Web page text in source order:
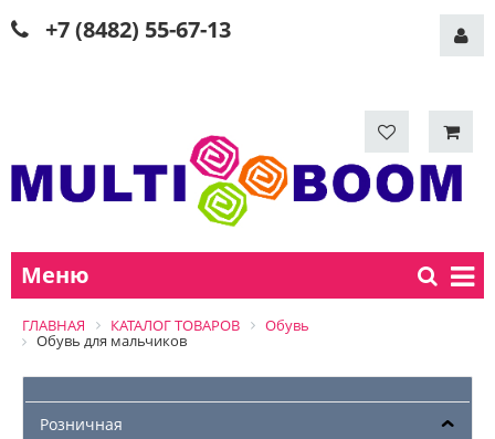
+7 (8482) 55-67-13
Меню
ГЛАВНАЯ КАТАЛОГ ТОВАРОВ
Обувь
Обувь для мальчиков
Розничная